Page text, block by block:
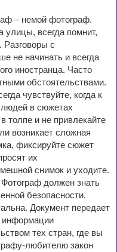
– немой фотограф.
всегда помнит,
Разговоры с
не начинать и всегда
иностранца. Часто
обстоятельствами.
чувствуйте, когда к
в сюжетах
толпе и не привлекайте
возникает сложная
фиксируйте сюжет
их
снимок и уходите.
должен знать
безопасности.
Документ передает
информации
тех стран, где вы
любителю закон